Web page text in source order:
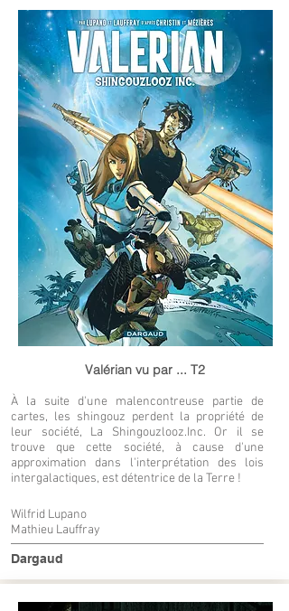
Valérian vu par ... T2
À la suite d'une malencontreuse partie de
cartes, les shingouz perdent la propriété de
leur société, La Shingouzlooz.Inc. Or il se
trouve que cette société, à cause d'une
approximation dans l'interprétation des lois
intergalactiques, est détentrice de la Terre !
Wilfrid Lupano
Mathieu Lauffray
Dargaud